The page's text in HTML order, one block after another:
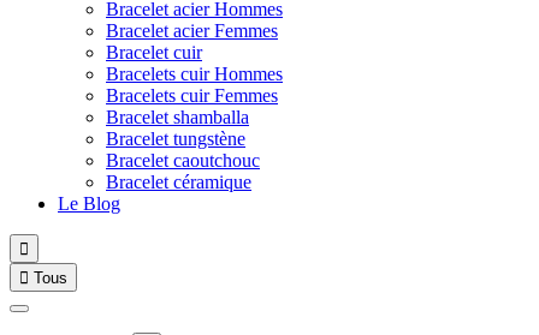
Bracelet acier Hommes
Bracelet acier Femmes
Bracelet cuir
Bracelets cuir Hommes
Bracelets cuir Femmes
Bracelet shamballa
Bracelet tungstène
Bracelet caoutchouc
Bracelet céramique
Le Blog

 Tous